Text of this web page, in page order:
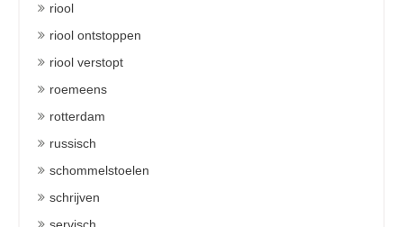
riool
riool ontstoppen
riool verstopt
roemeens
rotterdam
russisch
schommelstoelen
schrijven